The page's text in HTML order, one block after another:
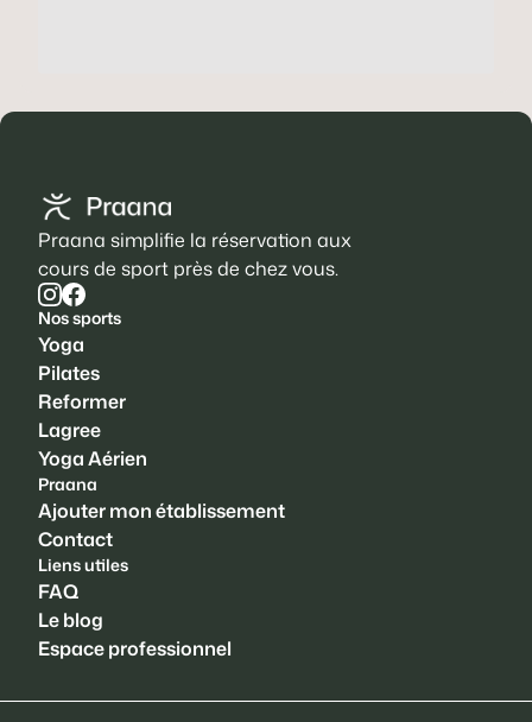
Praana simplifie la réservation aux
cours de sport près de chez vous.
Nos sports
Yoga
Pilates
Reformer
Lagree
Yoga Aérien
Praana
Ajouter mon établissement
Contact
Liens utiles
FAQ
Le blog
Espace professionnel